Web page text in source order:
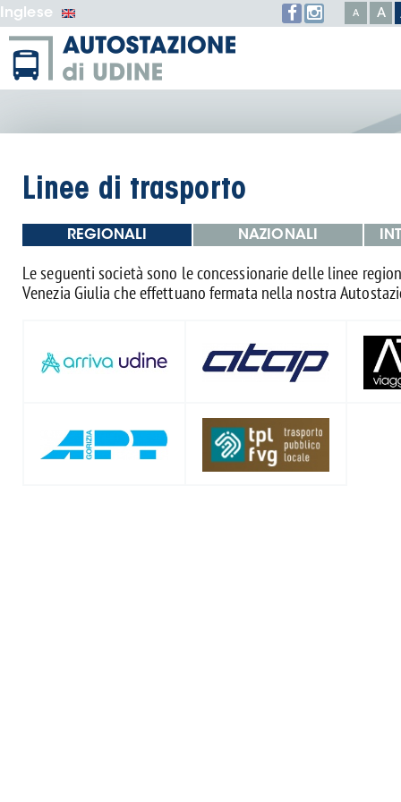
Inglese A A
Linee di trasporto
REGIONALI NAZIONALI
Le seguenti società sono le concessionarie delle linee
Venezia Giulia che effettuano fermata nella nostra